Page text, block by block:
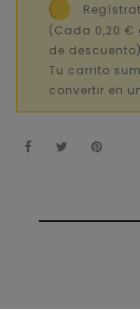
(Cada 0,20 €
de
Tu carrito
convertir en